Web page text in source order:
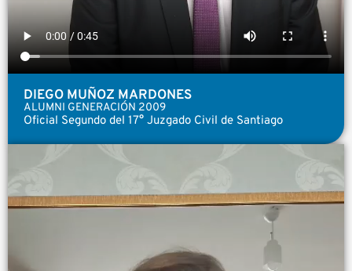
DIEGO MUÑOZ MARDONES
ALUMNI GENERACIÓN 2009
Oficial Segundo del 17° Juzgado Civil de Santiago